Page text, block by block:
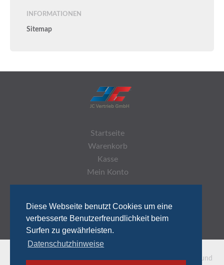
Diese Webseite benutzt Cookies um eine
verbesserte Benutzerfreundlichkeit beim
Surfen zu gewährleisten.
Datenschutzhinweise
INFORMATIONEN
Sitemap
Startseite
Warenkorb
Kasse
Mein Konto
und